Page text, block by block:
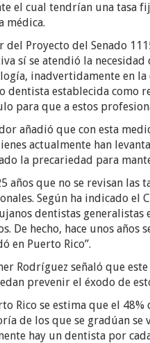
el cual tendrían una tasa
médica.
del Proyecto del Senado
sí se atendió la
inadvertidamente en
dentista establecida como
para que a estos
añadió que con esta
actualmente han
la precariedad para
años que no se revisan
Según ha indicado el
dentistas generalistas
De hecho, hace unos
en Puerto Rico”.
Rodríguez señaló que
prevenir el éxodo de
Rico se estima que el
de los que se gradúan se
hay un dentista por